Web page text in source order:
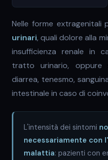
Nelle forme extragenitali
urinari, quali dolore alla
insufficienza renale in
tratto urinario, oppure
diarrea, tenesmo,
intestinale in caso di
L'intensità dei sintomi
necessariamente con
malattia: pazienti con